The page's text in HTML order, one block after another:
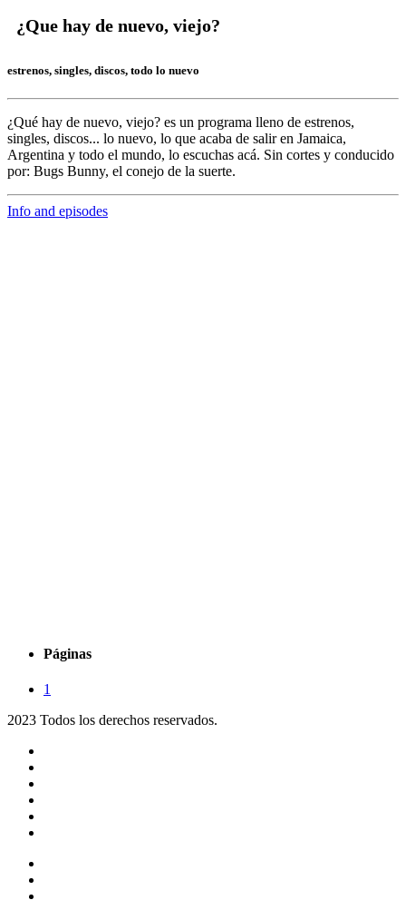
¿Que hay de nuevo, viejo?
estrenos, singles, discos, todo lo nuevo
¿Qué hay de nuevo, viejo? es un programa lleno de estrenos,
singles, discos... lo nuevo, lo que acaba de salir en Jamaica,
Argentina y todo el mundo, lo escuchas acá. Sin cortes y conducido
por: Bugs Bunny, el conejo de la suerte.
Info and episodes
Páginas
1
2023 Todos los derechos reservados.